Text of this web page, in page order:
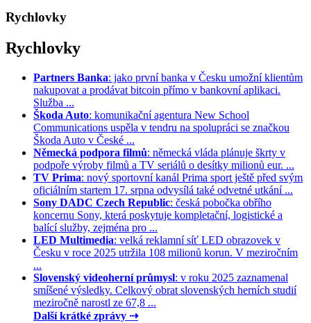
Rychlovky
Rychlovky
Partners Banka: jako první banka v Česku umožní klientům
nakupovat a prodávat bitcoin přímo v bankovní aplikaci.
Služba ...
Škoda Auto: komunikační agentura New School
Communications uspěla v tendru na spolupráci se značkou
Škoda Auto v České ...
Německá podpora filmů: německá vláda plánuje škrty v
podpoře výroby filmů a TV seriálů o desítky milionů eur. ...
TV Prima: nový sportovní kanál Prima sport ještě před svým
oficiálním startem 17. srpna odvysílá také odvetné utkání ...
Sony DADC Czech Republic: česká pobočka obřího
koncernu Sony, která poskytuje kompletační, logistické a
balící služby, zejména pro ...
LED Multimedia: velká reklamní síť LED obrazovek v
Česku v roce 2025 utržila 108 milionů korun. V meziročním
...
Slovenský videoherní průmysl: v roku 2025 zaznamenal
smíšené výsledky. Celkový obrat slovenských herních studií
meziročně narostl ze 67,8 ...
Další krátké zprávy ⇢